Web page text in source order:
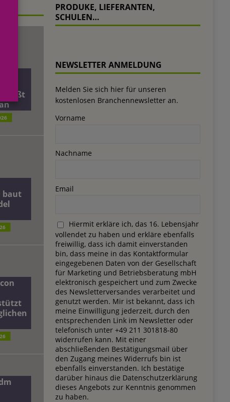
baut
PRODUKE, LIEFERANTEN,
SCHULEN…
NEWSLETTER ANMELDUNG
Melden Sie sich hier für unseren
kostenlosen Branchennewsletter an.
Vorname
Nachname
Email
Hiermit erkläre ich, das 16. Lebensjahr
vollendet zu haben und erkläre ebenfalls
freiwillig, dass ich damit einverstanden
bin, dass meine in das Kontaktformular
eingegebenen Daten von der Gesellschaft
für Marketing und Betriebsberatung mbH
elektronisch gespeichert und zum Zwecke
des Newsletterversandes verarbeitet und
genutzt werden. Mir ist bekannt, dass ich
meine Einwilligung jederzeit, durch den
entsprechenden Link im Newsletter oder
telefonisch unter +49 211 301818-80
widerrufen kann. Mit einer
abschließenden Bestätigungsmail über
den Zugang meines Widerrufs bin ist
ebenfalls einverstanden. Ich bestätige
darüber hinaus die Datenschutzerklärung
dieses Angebots zur Kenntnis genommen
zu haben.